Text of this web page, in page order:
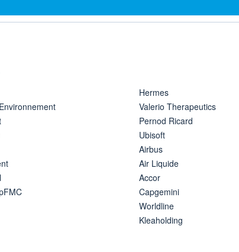
Hermes
Valerio Therapeutics
Pernod Ricard
Ubisoft
Airbus
Air Liquide
Accor
Capgemini
Worldline
Kleaholding